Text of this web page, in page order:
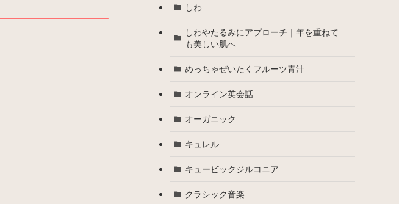
しわ
しわやたるみにアプローチ｜年を重ねて
も美しい肌へ
めっちゃぜいたくフルーツ青汁
オンライン英会話
オーガニック
キュレル
キュービックジルコニア
クラシック音楽